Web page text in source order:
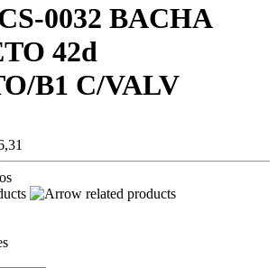
0032 BACHA
42d
B1 C/VALV